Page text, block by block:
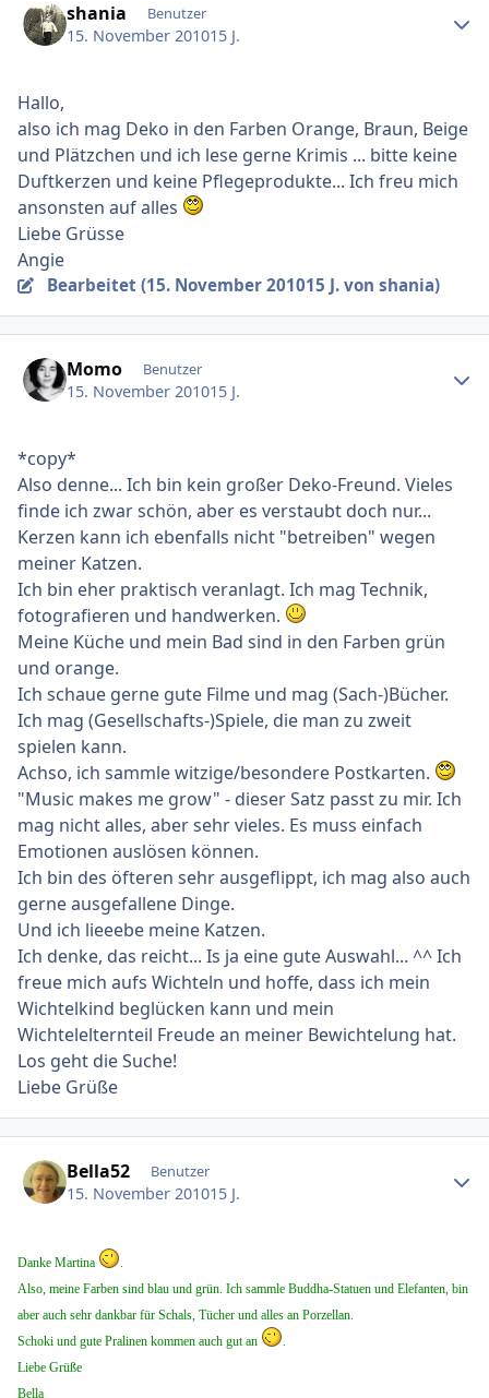
shania Benutzer
15. November 201015 J.
Hallo,
also ich mag Deko in den Farben Orange, Braun, Beige
und Plätzchen und ich lese gerne Krimis ... bitte keine
Duftkerzen und keine Pflegeprodukte... Ich freu mich
ansonsten auf alles
Liebe Grüsse
Angie
Bearbeitet (15. November 201015 J.von shania)
Momo Benutzer
15. November 201015 J.
*copy*
Also denne... Ich bin kein großer Deko-Freund. Vieles
finde ich zwar schön, aber es verstaubt doch nur...
Kerzen kann ich ebenfalls nicht "betreiben" wegen
meiner Katzen.
Ich bin eher praktisch veranlagt. Ich mag Technik,
fotografieren und handwerken.
Meine Küche und mein Bad sind in den Farben grün
und orange.
Ich schaue gerne gute Filme und mag (Sach-)Bücher.
Ich mag (Gesellschafts-)Spiele, die man zu zweit
spielen kann.
Achso, ich sammle witzige/besondere Postkarten.
"Music makes me grow" - dieser Satz passt zu mir. Ich
mag nicht alles, aber sehr vieles. Es muss einfach
Emotionen auslösen können.
Ich bin des öfteren sehr ausgeflippt, ich mag also auch
gerne ausgefallene Dinge.
Und ich lieeebe meine Katzen.
Ich denke, das reicht... Is ja eine gute Auswahl... ^^ Ich
freue mich aufs Wichteln und hoffe, dass ich mein
Wichtelkind beglücken kann und mein
Wichtelelternteil Freude an meiner Bewichtelung hat.
Los geht die Suche!
Liebe Grüße
Bella52 Benutzer
15. November 201015 J.
Danke Martina
.
Also, meine Farben sind blau und grün. Ich sammle Buddha-Statuen und Elefanten, bin
aber auch sehr dankbar für Schals, Tücher und alles an Porzellan.
Schoki und gute Pralinen kommen auch gut an
.
Liebe Grüße
Bella